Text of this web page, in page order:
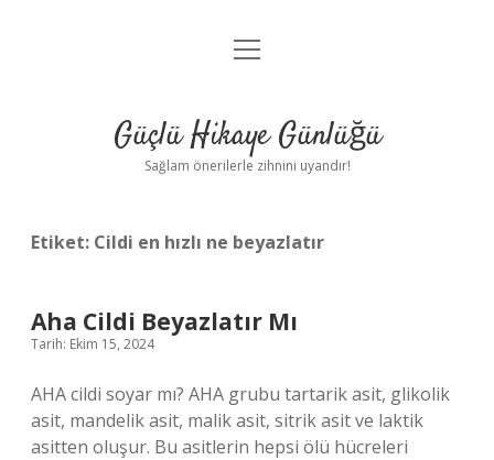
Anasayfa
Yasal Uyarı
menüyü
Güçlü Hikaye Günlüğü
Sağlam önerilerle zihnini uyandır!
Etiket: Cildi en hızlı ne beyazlatır
Aha Cildi Beyazlatır Mı
Tarih: Ekim 15, 2024
AHA cildi soyar mı? AHA grubu tartarik asit, glikolik
asit, mandelik asit, malik asit, sitrik asit ve laktik
asitten oluşur. Bu asitlerin hepsi ölü hücreleri